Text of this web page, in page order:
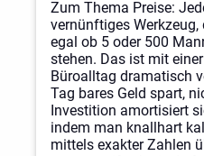
Zum Thema Preise:
vernünftiges Werkzeug,
egal ob 5 oder 500
stehen. Das ist mit
Büroalltag dramatisch
Tag bares Geld spart,
Investition amortisiert
indem man knallhart
mittels exakter Zahlen